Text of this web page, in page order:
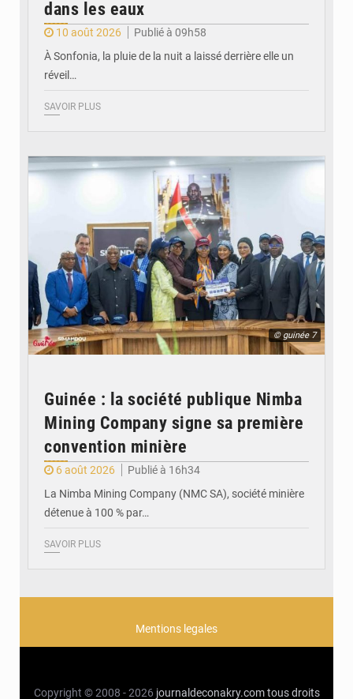
dans les eaux
10 août 2026
Publié à 09h58
À Sonfonia, la pluie de la nuit a laissé derrière elle un
réveil…
SAVOIR PLUS
© guinée 7
Guinée : la société publique Nimba
Mining Company signe sa première
convention minière
6 août 2026
Publié à 16h34
La Nimba Mining Company (NMC SA), société minière
détenue à 100 % par…
SAVOIR PLUS
Mentions legales
Copyright © 2008 - 2026 journaldeconakry.com tous droits